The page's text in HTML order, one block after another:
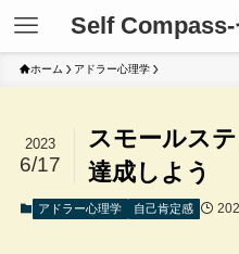
Self
ホーム アドラー心理学
スモールス
達成しよう
2023
6/17
アドラー心理学 自己肯定感